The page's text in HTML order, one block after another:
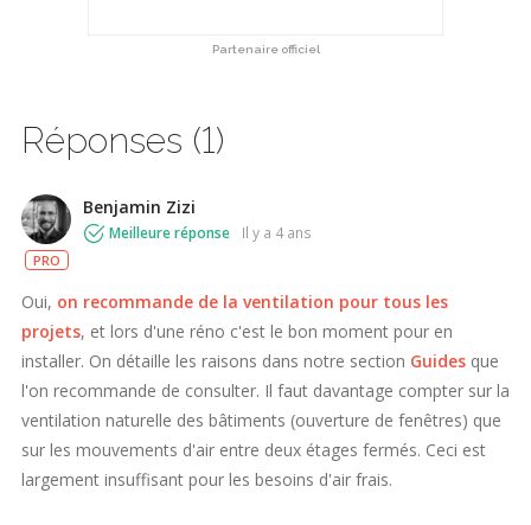
Partenaire officiel
Réponses (1)
PRO
Benjamin Zizi
Meilleure réponse il y a 4 ans
Oui, on recommande de la ventilation pour tous les
projets, et lors d'une réno c'est le bon moment pour en
installer. On détaille les raisons dans notre section Guides que
l'on recommande de consulter. Il faut davantage compter sur la
ventilation naturelle des bâtiments (ouverture de fenêtres) que
sur les mouvements d'air entre deux étages fermés. Ceci est
largement insuffisant pour les besoins d'air frais.